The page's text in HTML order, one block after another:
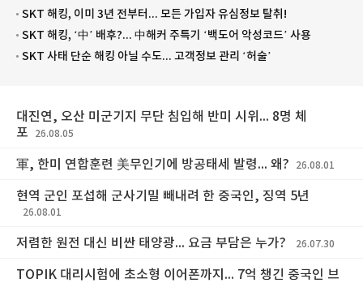
SKT 해킹, 이미 3년 전부터... 모든 가입자 유심정보 탈취!
SKT 해킹, ‘中’ 배후?... 中해커 주특기 ‘백도어 악성코드’ 사용
SKT 사태 단순 해킹 아닐 수도... 고객정보 관리 ‘허술’
대진연, 오산 미군기지 무단 침입해 반미 시위... 8명 체
포
26.08.05
軍, 한미 연합훈련 美무인기에 방공태세 발령... 왜? 26.08.01
현역 군인 포섭해 군사기밀 빼내려 한 중국인, 징역 5년
26.08.01
저렴한 원전 대신 비싼 태양광... 요금 부담은 누가? 26.07.30
TOPIK 대리시험에 초소형 이어폰까지... 7억 챙긴 중국인 브